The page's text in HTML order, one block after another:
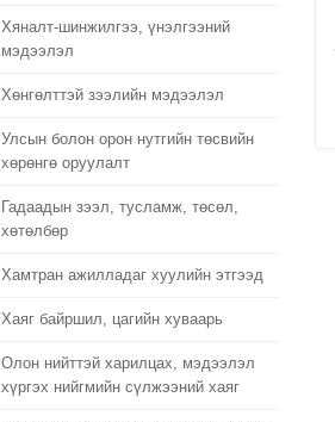
Хяналт-шинжилгээ, үнэлгээний
мэдээлэл
Хөнгөлттэй зээлийн мэдээлэл
Улсын болон орон нутгийн төсвийн
хөрөнгө оруулалт
Гадаадын зээл, тусламж, төсөл,
хөтөлбөр
Хамтран ажилладаг хуулийн этгээд
Хаяг байршил, цагийн хуваарь
Олон нийттэй харилцах, мэдээлэл
хүргэх нийгмийн сүлжээний хаяг